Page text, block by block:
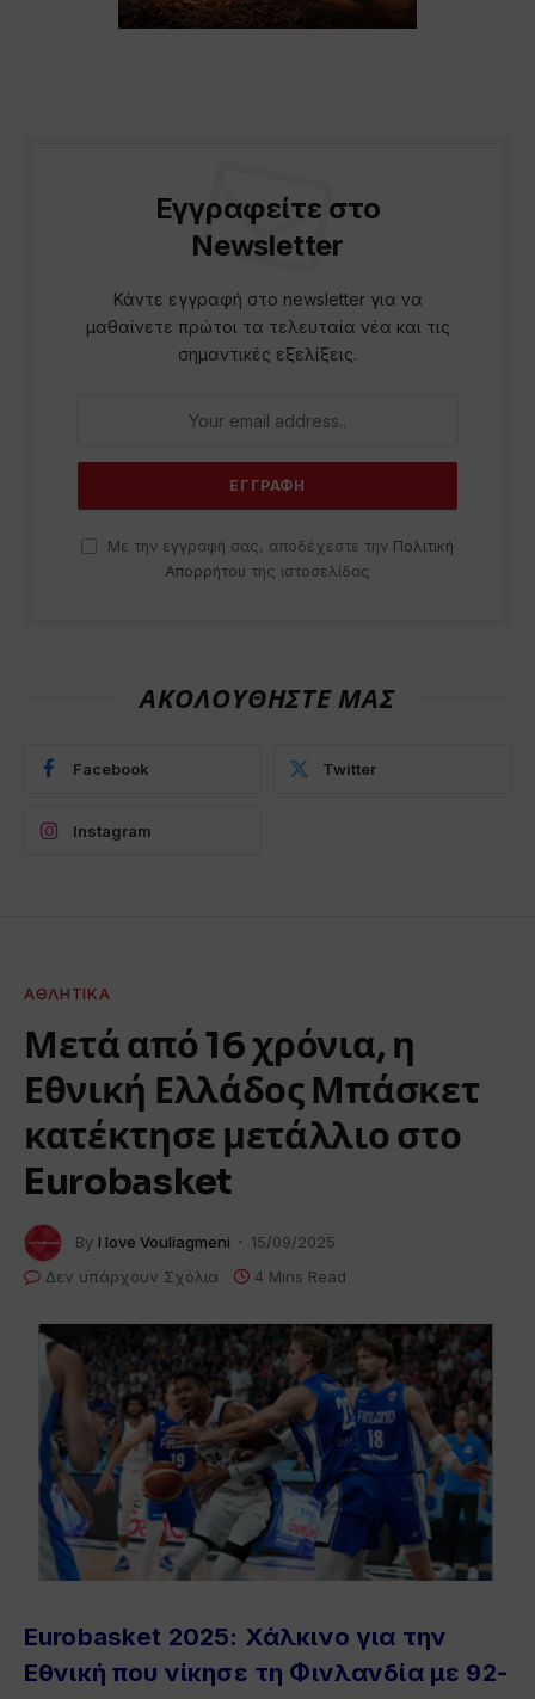
Εγγραφείτε στο
Newsletter
Κάντε εγγραφή στο newsletter για να
μαθαίνετε πρώτοι τα τελευταία νέα και τις
σημαντικές εξελίξεις.
Με την εγγραφή σας, αποδέχεστε την Πολιτική
Απορρήτου της ιστοσελίδας
ΑΚΟΛΟΥΘΗΣΤΕ ΜΑΣ
Facebook Twitter
Instagram
ΑΘΛΗΤΙΚΆ
Μετά από 16 χρόνια, η
Εθνική Ελλάδος Μπάσκετ
κατέκτησε μετάλλιο στο
Eurobasket
By I love Vouliagmeni
15/09/2025
Δεν υπάρχουν Σχόλια
4 Mins Read
Eurobasket 2025: Χάλκινο για την
Εθνική που νίκησε τη Φινλανδία με 92-